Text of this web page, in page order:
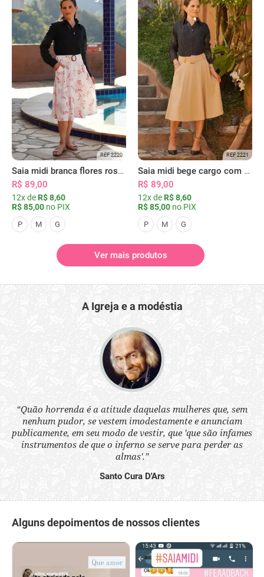
REF 2220
Saia midi branca flores rosas com bolsos
R$ 89,00
12x de R$ 8,60
R$ 85,00 no PIX
P M G
REF 2221
Saia midi bege cargo com bolsos
R$ 89,00
12x de R$ 8,60
R$ 85,00 no PIX
P M G
Ver mais produtos
A Igreja e a modéstia
“Quão horrenda é a atitude daquelas mulheres que, sem
nenhum pudor, se vestem imodestamente e anunciam
publicamente, em seu modo de vestir, que 'que são infames
instrumentos de que o inferno se serve para perder as
almas'.”
Santo Cura D'Ars
Alguns depoimentos de nossos clientes